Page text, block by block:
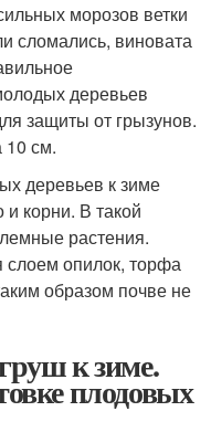
морозов ветки
сломались, виновата
деревьев
защиты от грызунов.
10 см.
деревьев к зиме
и корни. В такой
растения.
слоем опилок, торфа
образом почве не
к зиме.
плодовых